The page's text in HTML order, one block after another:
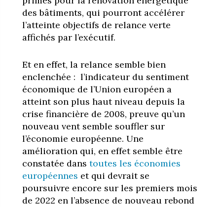
des bâtiments, qui pourront accélérer
l’atteinte objectifs de relance verte
affichés par l’exécutif.
Et en effet, la relance semble bien
enclenchée : l’indicateur du sentiment
économique de l’Union européen a
atteint son plus haut niveau depuis la
crise financière de 2008, preuve qu’un
nouveau vent semble souffler sur
l’économie européenne. Une
amélioration qui, en effet semble être
constatée dans toutes les économies
européennes et qui devrait se
poursuivre encore sur les premiers mois
de 2022 en l’absence de nouveau rebond